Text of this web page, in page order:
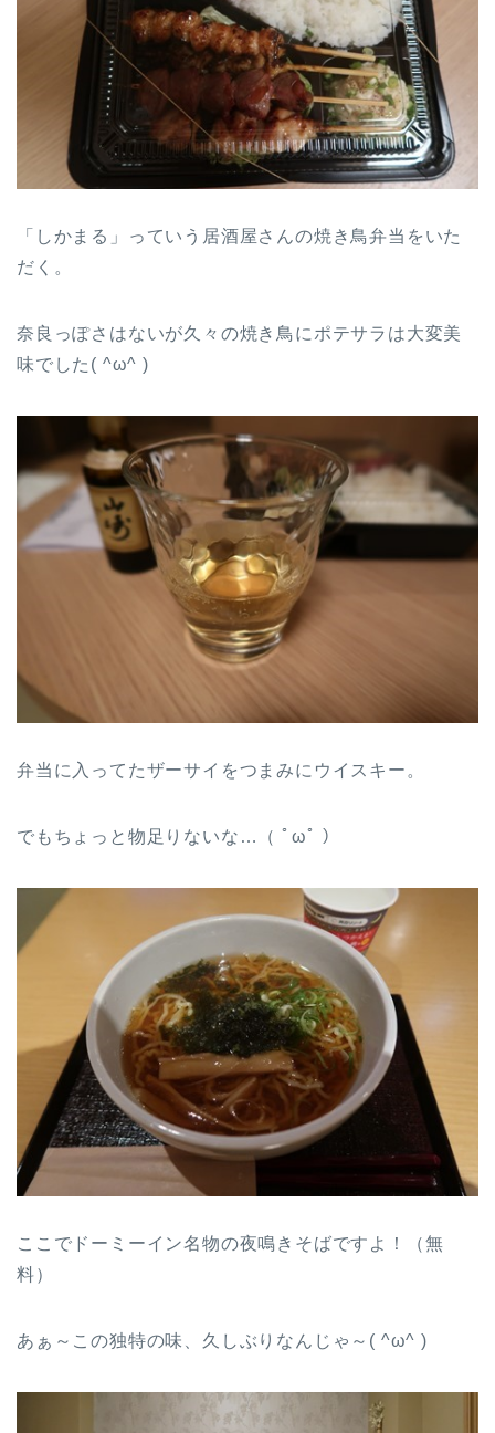
「しかまる」っていう居酒屋さんの焼き鳥弁当をいた
だく。
奈良っぽさはないが久々の焼き鳥にポテサラは大変美
味でした( ^ω^ )
弁当に入ってたザーサイをつまみにウイスキー。
でもちょっと物足りないな…（ ﾟωﾟ ）
ここでドーミーイン名物の夜鳴きそばですよ！（無
料）
あぁ～この独特の味、久しぶりなんじゃ～( ^ω^ )